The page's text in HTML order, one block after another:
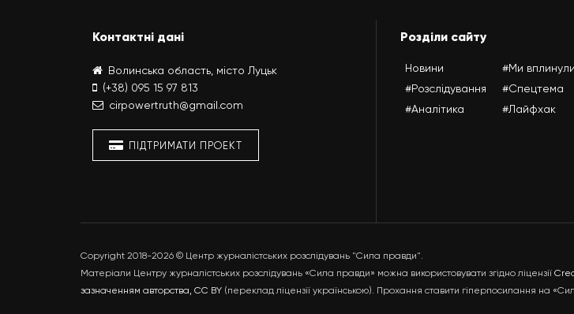
Контактні дані
Волинська область, місто Луцьк
(+38) 095 15 97 813
cirpowertruth@gmail.com
ПІДТРИМАТИ ПРОЕКТ
Розділи сайту
Новини
#Розслідування
#Аналітика
#Ми вплинули
#Спецтема
#Лайфхак
Copyright 2018-2026 © Центр журналістських розслідувань "Сила правди".
Матеріали Центру журналістських розслідувань «Сила правди» можна використовувати згідно ліцензії
зазначенням авторства, CC BY (переклад ліцензії українською). Прохання ставити гіперпосилання на